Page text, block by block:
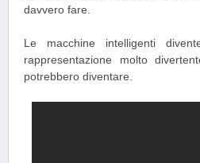
davvero fare.
Le macchine intelligenti
rappresentazione molto
potrebbero diventare.